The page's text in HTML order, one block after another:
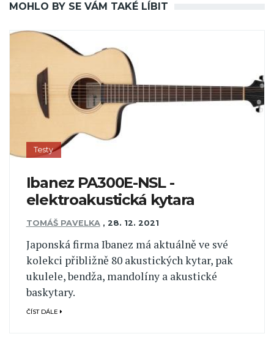
MOHLO BY SE VÁM TAKÉ LÍBIT
Testy
Ibanez PA300E-NSL -
elektroakustická kytara
TOMÁŠ PAVELKA , 28. 12. 2021
Japonská firma Ibanez má aktuálně ve své
kolekci přibližně 80 akustických kytar, pak
ukulele, bendža, mandolíny a akustické
baskytary.
ČÍST DÁLE